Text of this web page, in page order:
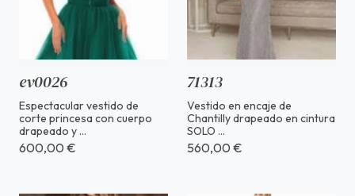
ev0026
Espectacular vestido de
corte princesa con cuerpo
drapeado y ...
600,00 €
71313
Vestido en encaje de
Chantilly drapeado en cintura
SOLO ...
560,00 €